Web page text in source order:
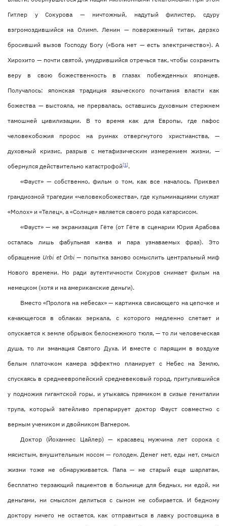
Гитлер у Сокурова — ничтожный, надутый филистер, сдуру
взгромоздившийся на Олимп. Ленин — поверженный титан, дерзко
бросивший вызов Господу Богу («Бога нет — есть электричество»). А
Хирохито — почти святой, умудрившийся отречься так, чтобы сохранить
веру в свою божественность в глазах побежденных японцев.
Получалось: японская традиция языческого почитания власти как
божества — выстояла, не прервалась, оставшись духовным стержнем
тамошней цивилизации. В то время как для Европы, где пафос
человекобожия пророс на руинах отвергнутого христианства, —
духовный кризис, разрыв с метафизическим измерением жизни, —
обернулся действительно катастрофой[1].
«Фауст» — собственно, фильм о том, как все началось. Приквел
грандиозной трагедии «человекобожества», где кульминациями служат
«Молох» и «Телец», а «Солнце» является своего рода катарсисом.
«Фауст» — не экранизация Гёте (от Гёте в сценарии Юрия Арабова
осталась лишь фабульная канва и пара узнаваемых фраз). Это
обращение Urbi et Orbi — попытка заново осмыслить центральный миф
Нового времени. Но ради аутентичности Сокуров снимает фильм на
немецком (хотя и на американские деньги).
Вместо «Пролога на небесах» — картинка свисающего на цепочке и
качающегося в облаках зеркала, с которого медленно слетает и
опускается к земле обрывок белоснежного тюля, — то ли человеческая
душа, то ли эманация Святого Духа. И вместе с парящим в воздухе
белым платочком камера эффектно планирует с Небес на Землю,
спускаясь в среднеевропейский средневековый город, притулившийся
у подножия гигантской горы, и утыкаясь прямиком в сизые гениталии
трупа, который затейливо препарирует доктор Фауст совместно с
верным учеником и двойником Вагнером.
Доктор (Йоханнес Цайлер) — красавец мужчина лет сорока с
мясистым, внушительным носом — голоден. Денег нет, еды нет, смысл
жизни тоже не обнаруживается. Папа — не старый еще шарлатан,
бесплатно терзающий пациентов в больнице для бедных, ни едой, ни
деньгами, ни смыслом делиться с сыном не собирается. И бедному
доктору ничего не остается, как отправиться в лавку ростовщика в